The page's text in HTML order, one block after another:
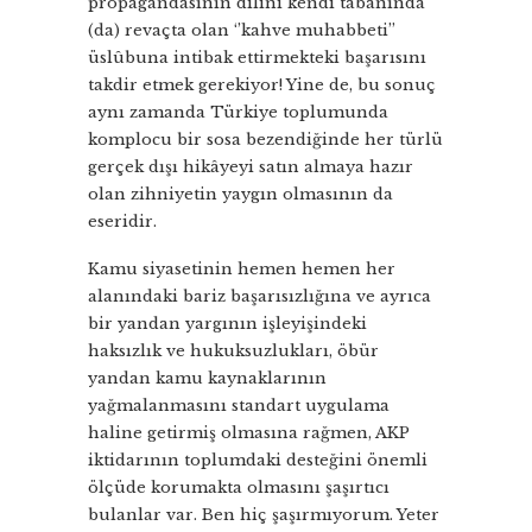
(da) revaçta olan ‘’kahve muhabbeti’’
üslûbuna intibak ettirmekteki başarısını
takdir etmek gerekiyor! Yine de, bu sonuç
aynı zamanda Türkiye toplumunda
komplocu bir sosa bezendiğinde her türlü
gerçek dışı hikâyeyi satın almaya hazır
olan zihniyetin yaygın olmasının da
eseridir.
Kamu siyasetinin hemen hemen her
alanındaki bariz başarısızlığına ve ayrıca
bir yandan yargının işleyişindeki
haksızlık ve hukuksuzlukları, öbür
yandan kamu kaynaklarının
yağmalanmasını standart uygulama
haline getirmiş olmasına rağmen, AKP
iktidarının toplumdaki desteğini önemli
ölçüde korumakta olmasını şaşırtıcı
bulanlar var. Ben hiç şaşırmıyorum. Yeter